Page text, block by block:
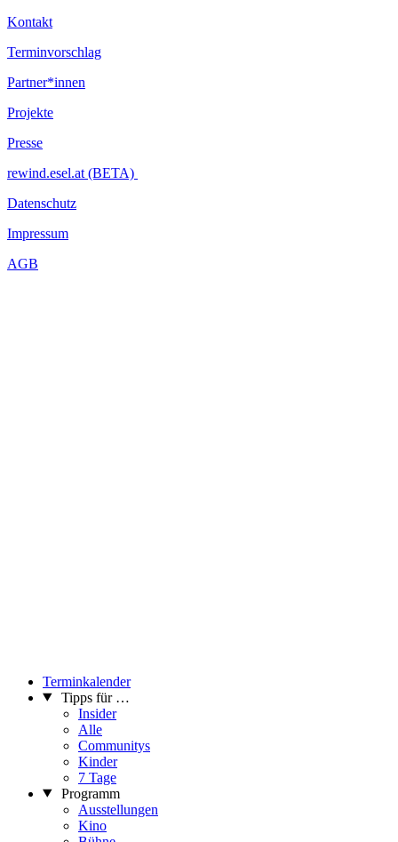
Kontakt
Terminvorschlag
Partner*innen
Projekte
Presse
rewind.esel.at (BETA)
Datenschutz
Impressum
AGB
Terminkalender
Tipps für …
Insider
Alle
Communitys
Kinder
7 Tage
Programm
Ausstellungen
Kino